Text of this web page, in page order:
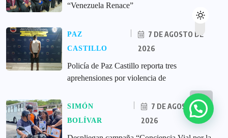
“Venezuela Renace”
PAZ
CASTILLO
7 DE AGOSTO DE
2026
‎Policía de Paz Castillo reporta tres
aprehensiones por violencia de
SIMÓN
BOLÍVAR
7 DE AGOSTO DE
2026